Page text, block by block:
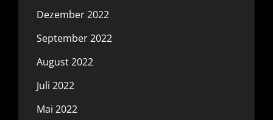
Dezember 2022
September 2022
August 2022
Juli 2022
Mai 2022